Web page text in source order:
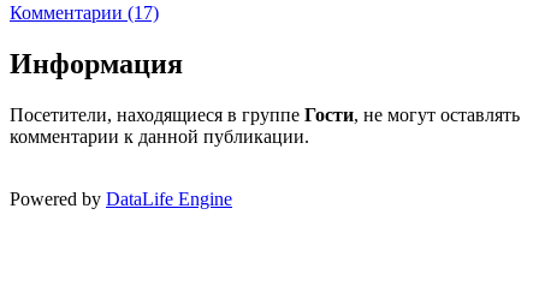
Комментарии (17)
Информация
Посетители, находящиеся в группе Гости, не могут оставлять
комментарии к данной публикации.
Powered by DataLife Engine